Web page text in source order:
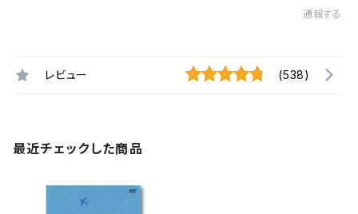
通報する
レビュー (538)
最近チェックした商品